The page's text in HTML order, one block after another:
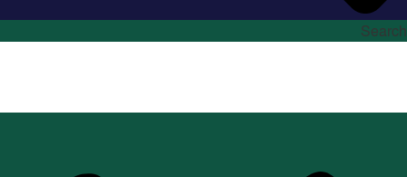
Search